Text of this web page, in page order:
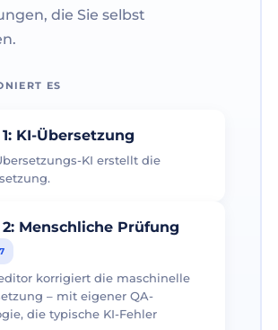
die Sie selbst
ES
KI-Übersetzung
KI erstellt die
Menschliche Prüfung
korrigiert die maschinelle
– mit eigener QA-
die typische KI-Fehler